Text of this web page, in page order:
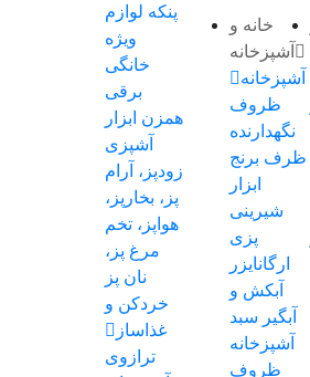
پنکه لوازم
ویژه
خانگی
برقی
همزن ابزار
آشپزی
زودپز، آرام
پز، بخارپز،
هواپز، تخم
مرغ پز،
نان پز
خردکن و
غذاساز
ترازوی
خانه و
آشپزخانه
آشپزخانه
ظروف
نگهدارنده
ظرف برنج
ابزار
شیرینی
پزی
ارگانایزر
آبکش و
آبگیر سبد
آشپزخانه
ظروف